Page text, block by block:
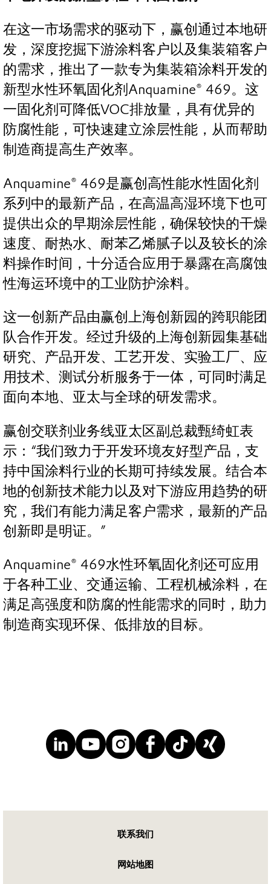
在这一市场需求的驱动下，赢创通过本地研
发，深度挖掘下游涂料客户以及集装箱客户
的需求，推出了一款专为集装箱涂料开发的
新型水性环氧固化剂Anquamine® 469。这
一固化剂可降低VOC排放量，具有优异的
防腐性能，可快速建立涂层性能，从而帮助
制造商提高生产效率。
Anquamine® 469是赢创高性能水性固化剂
系列中的最新产品，在高温高湿环境下也可
提供出众的早期涂层性能，确保较快的干燥
速度、耐热水、耐苯乙烯腻子以及较长的涂
料操作时间，十分适合应用于暴露在高腐蚀
性海运环境中的工业防护涂料。
这一创新产品由赢创上海创新园的跨职能团
队合作开发。经过升级的上海创新园集基础
研究、产品开发、工艺开发、实验工厂、应
用技术、测试分析服务于一体，可同时满足
面向本地、亚太与全球的研发需求。
赢创交联剂业务线亚太区副总裁甄绮虹表
示：“我们致力于开发环境友好型产品，支
持中国涂料行业的长期可持续发展。结合本
地的创新技术能力以及对下游应用趋势的研
究，我们有能力满足客户需求，最新的产品
创新即是明证。”
Anquamine® 469水性环氧固化剂还可应用
于各种工业、交通运输、工程机械涂料，在
满足高强度和防腐的性能需求的同时，助力
制造商实现环保、低排放的目标。
联系我们
网站地图